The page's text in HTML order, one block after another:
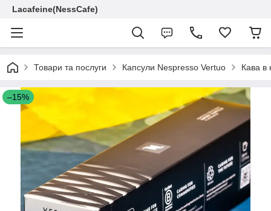
Lacafeine(NessCafe)
Товари та послуги Капсули Nespresso Vertuo Кава в
–15%